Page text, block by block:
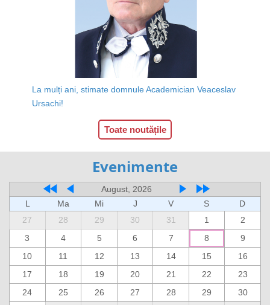
La mulți ani, stimate domnule Academician Veaceslav
Ursachi!
Toate noutățile
Evenimente
August, 2026
L
Ma Mi J V S
D
27
28 29 30 31 1
2
3
4 5 6 7 8
9
10
11 12 13 14 15
16
17
18 19 20 21 22
23
24
25 26 27 28 29
30